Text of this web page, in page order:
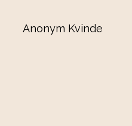
Anonym Kvinde